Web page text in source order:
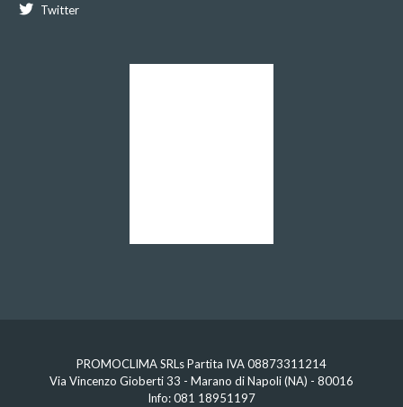
Twitter
PROMOCLIMA SRLs Partita IVA 08873311214
Via Vincenzo Gioberti 33 - Marano di Napoli (NA) - 80016
Info:081 18951197